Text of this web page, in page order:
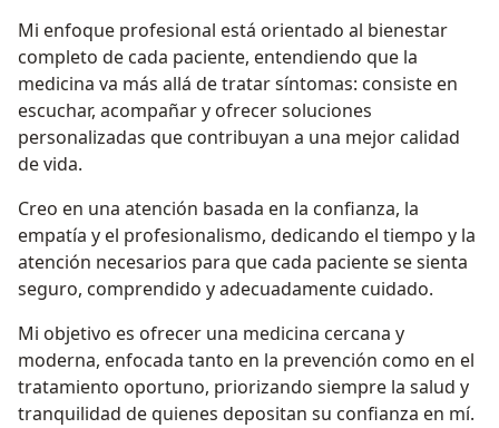
Mi enfoque profesional está orientado al bienestar
completo de cada paciente, entendiendo que la
medicina va más allá de tratar síntomas: consiste en
escuchar, acompañar y ofrecer soluciones
personalizadas que contribuyan a una mejor calidad
de vida.
Creo en una atención basada en la confianza, la
empatía y el profesionalismo, dedicando el tiempo y la
atención necesarios para que cada paciente se sienta
seguro, comprendido y adecuadamente cuidado.
Mi objetivo es ofrecer una medicina cercana y
moderna, enfocada tanto en la prevención como en el
tratamiento oportuno, priorizando siempre la salud y
tranquilidad de quienes depositan su confianza en mí.